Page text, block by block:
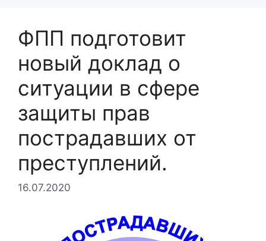
ФПП подготовит
новый доклад о
ситуации в сфере
защиты прав
пострадавших от
преступлений.
16.07.2020